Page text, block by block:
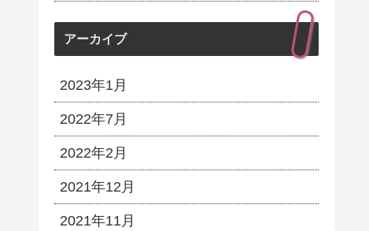
アーカイブ
2023年1月
2022年7月
2022年2月
2021年12月
2021年11月